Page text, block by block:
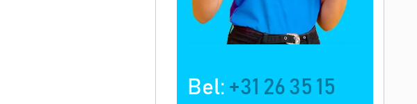
Bel: +31 26 35 15